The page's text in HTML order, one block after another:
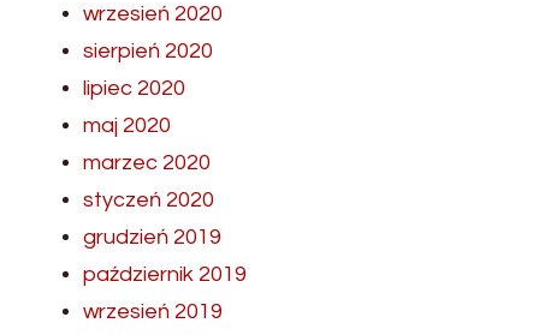
wrzesień 2020
sierpień 2020
lipiec 2020
maj 2020
marzec 2020
styczeń 2020
grudzień 2019
październik 2019
wrzesień 2019